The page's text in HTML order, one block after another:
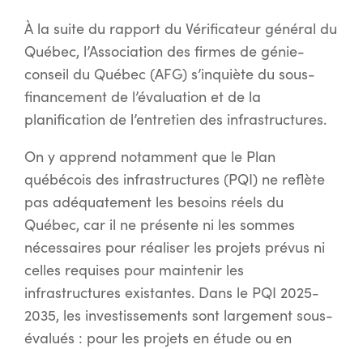
À la suite du rapport du Vérificateur général du
Québec, l’Association des firmes de génie-
conseil du Québec (AFG) s’inquiète du sous-
financement de l’évaluation et de la
planification de l’entretien des infrastructures.
On y apprend notamment que le Plan
québécois des infrastructures (PQI) ne reflète
pas adéquatement les besoins réels du
Québec, car il ne présente ni les sommes
nécessaires pour réaliser les projets prévus ni
celles requises pour maintenir les
infrastructures existantes. Dans le PQI 2025-
2035, les investissements sont largement sous-
évalués : pour les projets en étude ou en